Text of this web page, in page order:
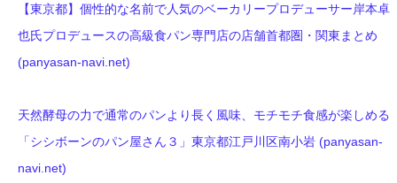
【東京都】個性的な名前で人気のベーカリープロデューサー岸本卓
也氏プロデュースの高級食パン専門店の店舗首都圏・関東まとめ
(panyasan-navi.net)
天然酵母の力で通常のパンより長く風味、モチモチ食感が楽しめる
「シシボーンのパン屋さん３」東京都江戸川区南小岩 (panyasan-
navi.net)